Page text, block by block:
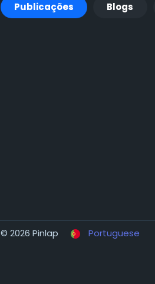
Publicações Blogs
© 2026 Pinlap Portuguese